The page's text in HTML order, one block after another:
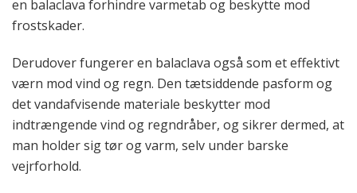
en balaclava forhindre varmetab og beskytte mod
frostskader.
Derudover fungerer en balaclava også som et effektivt
værn mod vind og regn. Den tætsiddende pasform og
det vandafvisende materiale beskytter mod
indtrængende vind og regndråber, og sikrer dermed, at
man holder sig tør og varm, selv under barske
vejrforhold.